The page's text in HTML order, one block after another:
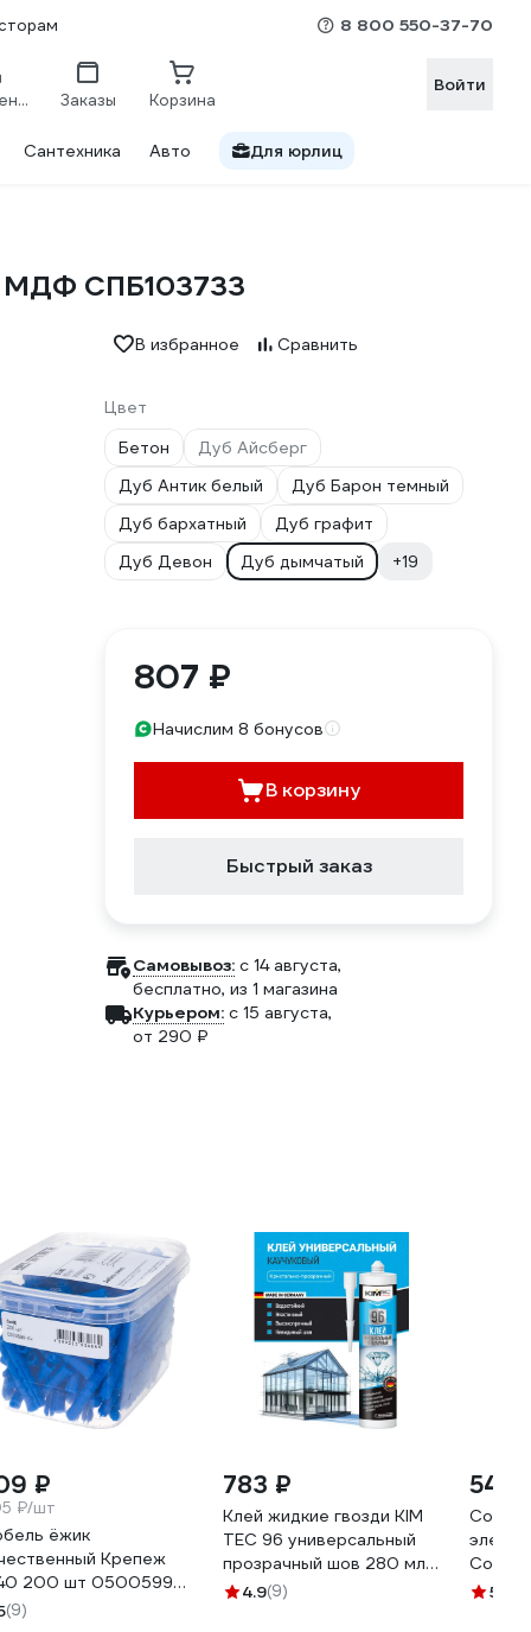
8 800 550-37-70
Сравнение Заказы Корзина
Войти
Сантехника Авто Для юрлиц
МДФ СПБ103733
В избранное Сравнить
Цвет
Бетон
Дуб Айсберг
Дуб Антик белый
Дуб Барон темный
Дуб бархатный
Дуб графит
Дуб Девон
Дуб дымчатый +19
807 ₽
Начислим 8 бонусов
В корзину
Быстрый заказ
Самовывоз: c 14 августа,
бесплатно, из 1 магазина
Курьером: c 15 августа,
от 290 ₽
₽
₽/шт
ёжик
Крепеж
200 шт 0500599
(9)
783 ₽
Клей жидкие гвозди KIM
TEC 96 универсальный
прозрачный шов 280 мл
03-01-96
4.9(9)
548
Cosca
5